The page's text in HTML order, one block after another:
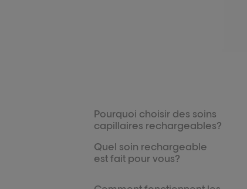
Pourquoi choisir des soins
capillaires rechargeables?
Quel soin rechargeable
est fait pour vous?